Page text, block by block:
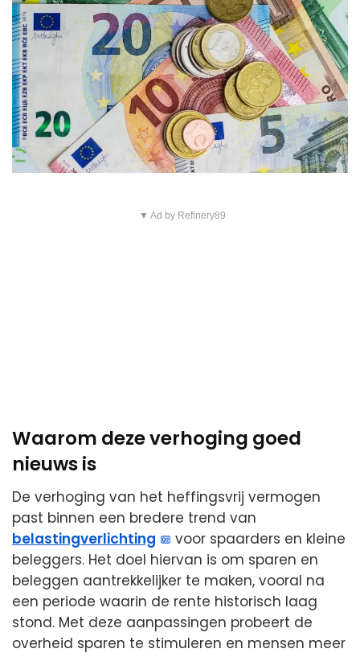
▼ Ad by Refinery89
Waarom deze verhoging goed
nieuws is
De verhoging van het heffingsvrij vermogen
past binnen een bredere trend van
belastingverlichting
voor spaarders en kleine
beleggers. Het doel hiervan is om sparen en
beleggen aantrekkelijker te maken, vooral na
een periode waarin de rente historisch laag
stond. Met deze aanpassingen probeert de
overheid sparen te stimuleren en mensen meer